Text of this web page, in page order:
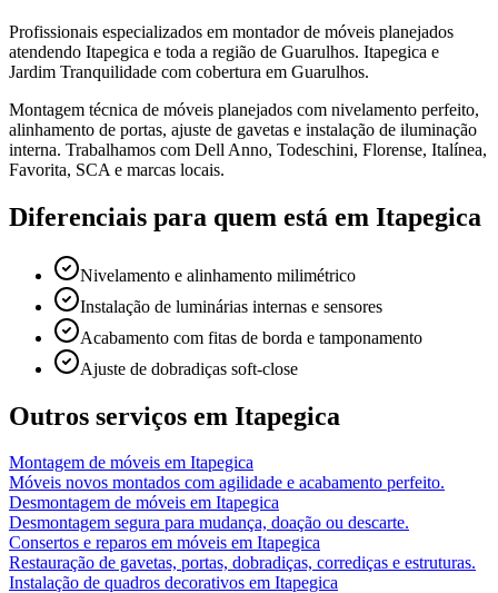
Profissionais especializados em montador de móveis planejados
atendendo Itapegica e toda a região de Guarulhos. Itapegica e
Jardim Tranquilidade com cobertura em Guarulhos.
Montagem técnica de móveis planejados com nivelamento perfeito,
alinhamento de portas, ajuste de gavetas e instalação de iluminação
interna. Trabalhamos com Dell Anno, Todeschini, Florense, Italínea,
Favorita, SCA e marcas locais.
Diferenciais para quem está em Itapegica
Nivelamento e alinhamento milimétrico
Instalação de luminárias internas e sensores
Acabamento com fitas de borda e tamponamento
Ajuste de dobradiças soft-close
Outros serviços em Itapegica
Montagem de móveis em Itapegica
Móveis novos montados com agilidade e acabamento perfeito.
Desmontagem de móveis em Itapegica
Desmontagem segura para mudança, doação ou descarte.
Consertos e reparos em móveis em Itapegica
Restauração de gavetas, portas, dobradiças, corrediças e estruturas.
Instalação de quadros decorativos em Itapegica